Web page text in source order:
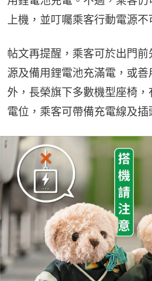
上機，並叮囑乘客行動電源不
帖文再提醒，乘客可於出門
源及備用鋰電池充滿電，或
外，長榮旗下多數機型座椅
電位，乘客可帶備充電線及插